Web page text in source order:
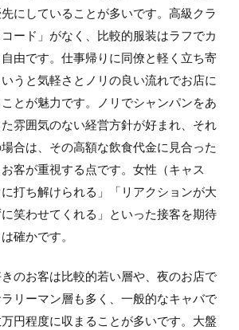
にしていることが多いです。高級クラ
ード」がなく、比較的服装はラフでカ
由です。仕事帰りに同僚と軽く立ち寄
うと気軽さとノリの良い流れでお店に
とが魅力です。ノリでシャンパンをあ
雰囲気のない経営方針が好まれ、それ
合は、その高額な飲食代金に見合った
客が重視する点です。女性（キャス
打ち解けられる」「リアクションが大
笑わせてくれる」といった接客を期待
確かです。
のお客は比較的若い層や、夜のお店で
リーマン層も多く、一般的なキャバで
円程度に収まることが多いです。大盤